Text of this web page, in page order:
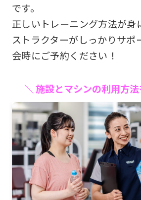
です。
正しいトレーニング方法が身
ストラクターがしっかりサポ
会時にご予約ください！
＼ 施設とマシンの利用方
may
not
be
The
may
differ
from
the